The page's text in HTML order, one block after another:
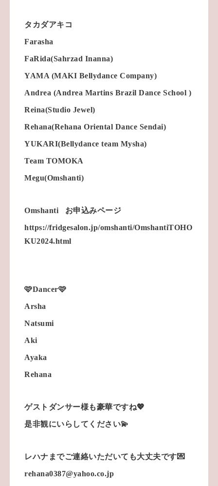
タカダアキコ
Farasha
FaRida(Sahrzad Inanna)
YAMA (MAKI Bellydance Company)
Andrea (Andrea Martins Brazil Dance School )
Reina(Studio Jewel)
Rehana(Rehana Oriental Dance Sendai)
YUKARI(Bellydance team Mysha)
Team TOMOKA
Megu(Omshanti)
Omshanti お申込みページ
https://fridgesalon.jp/omshanti/OmshantiTOHO
KU2024.html
🩷Dancer🩷
Arsha
Natsumi
Aki
Ayaka
Rehana
ゲストダンサー様も豪華ですね💖
是非観にいらしてください💫
レハナまでご連絡いただいても大丈夫です💌
rehana0387@yahoo.co.jp